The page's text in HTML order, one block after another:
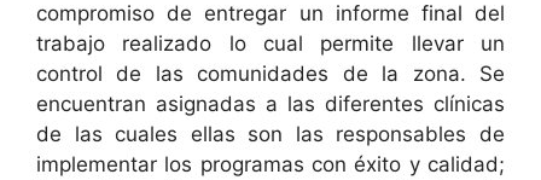
compromiso de entregar un informe final del
trabajo realizado lo cual permite llevar un
control de las comunidades de la zona. Se
encuentran asignadas a las diferentes clínicas
de las cuales ellas son las responsables de
implementar los programas con éxito y calidad;